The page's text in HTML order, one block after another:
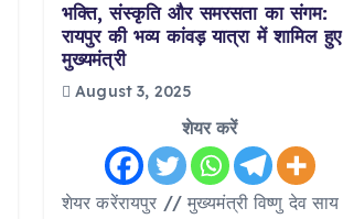
भक्ति, संस्कृति और समरसता का संगम:
रायपुर की भव्य कांवड़ यात्रा में शामिल हुए
मुख्यमंत्री
August 3, 2025
शेयर करें
शेयर करेंरायपुर // मुख्यमंत्री विष्णु देव साय